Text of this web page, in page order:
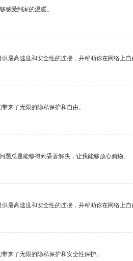
感受到家的温暖。
最高速度和安全性的连接，并帮助你在网络上自
来了无限的隐私保护和自由。
题总是能够得到妥善解决，让我能够放心购物。
最高速度和安全性的连接，并帮助你在网络上自
来了无限的隐私保护和安全性保护。